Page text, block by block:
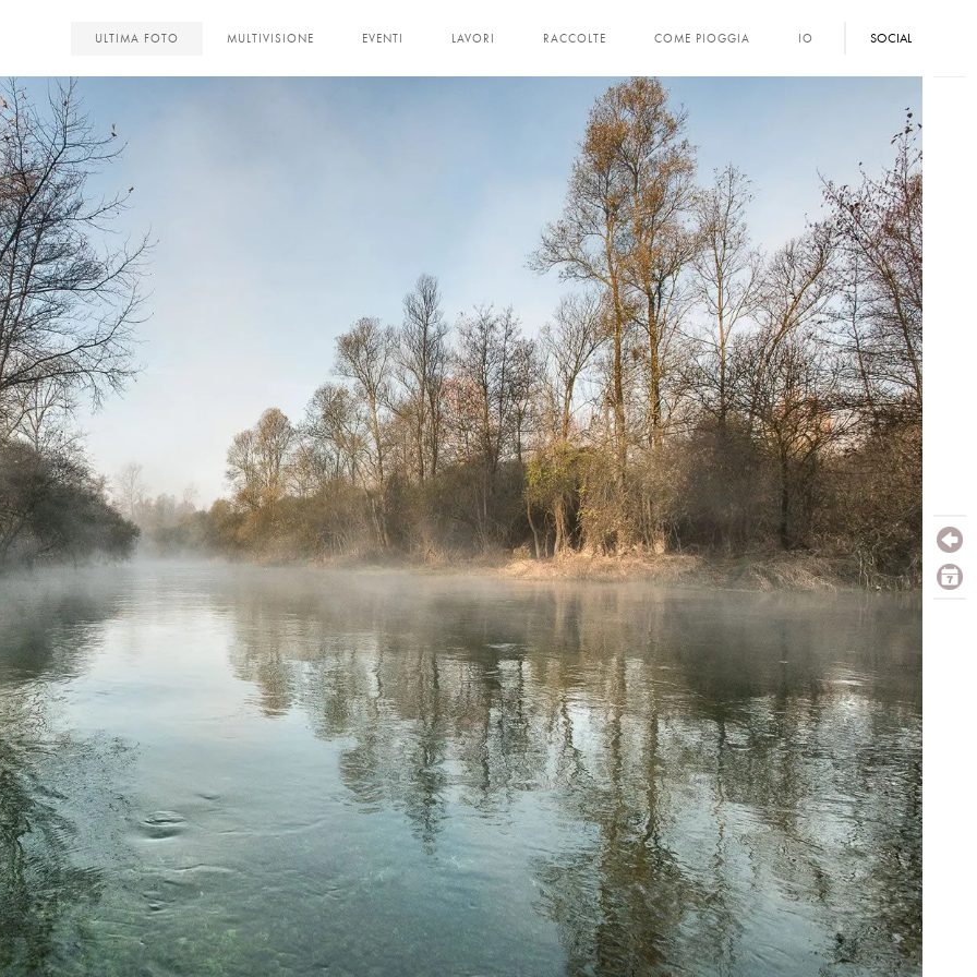
SOCIAL
ULTIMA FOTO MULTIVISIONE EVENTI LAVORI RACCOLTE COME PIOGGIA IO
#2